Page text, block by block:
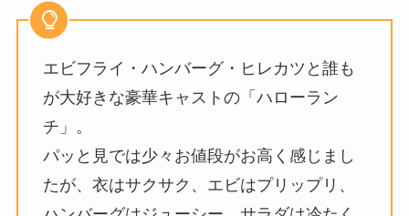
エビフライ・ハンバーグ・ヒレカツと誰も
が大好きな豪華キャストの「ハローラン
チ」。
パッと見では少々お値段がお高く感じまし
たが、衣はサクサク、エビはプリップリ、